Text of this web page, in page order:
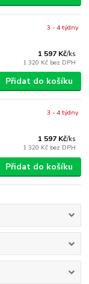
1 597 Kč/ks
1 320 Kč bez DPH
3 - 4 týdny
Přidat do košíku
1 597 Kč/ks
1 320 Kč bez DPH
3 - 4 týdny
Přidat do košíku